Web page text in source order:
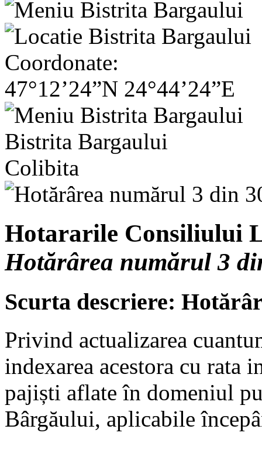
Coordonate:
47°12’24”N 24°44’24”E
Bistrita Bargaului
Colibita
Hotararile Consiliului
Hotărârea numărul 3
Scurta descriere:
Privind actualizarea
indexarea acestora cu rata
pajiști aflate în domeniul
Bârgăului, aplicabile